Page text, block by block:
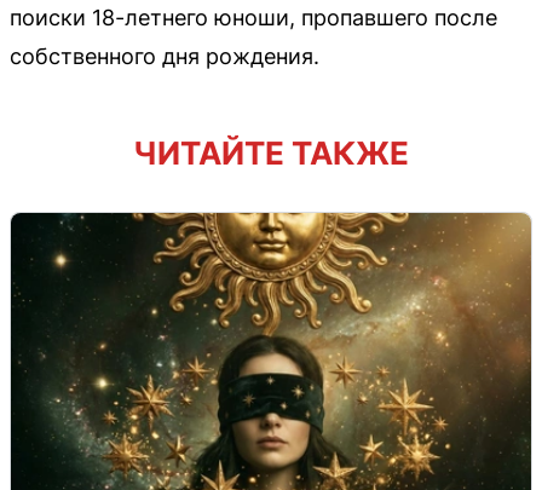
поиски 18-летнего юноши, пропавшего после
собственного дня рождения.
ЧИТАЙТЕ ТАКЖЕ